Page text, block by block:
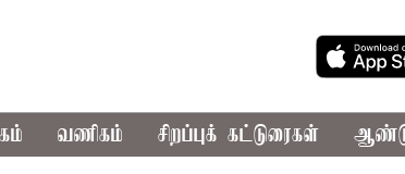
வணிகம் சிறப்புக் கட்டுரைகள்